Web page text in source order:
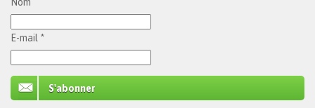
E-mail *